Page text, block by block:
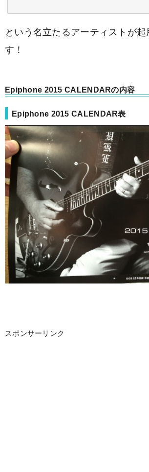
という名立たるアーティストが起
す！
Epiphone 2015 CALENDARの内容
Epiphone 2015 CALENDAR表
スポンサーリンク